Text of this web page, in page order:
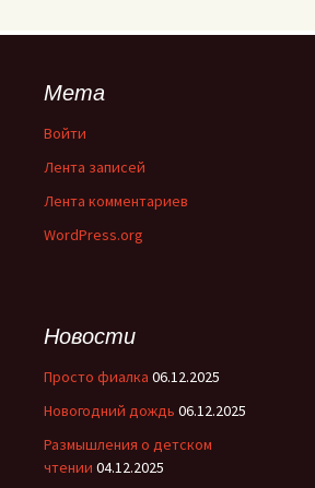
Мета
Войти
Лента записей
Лента комментариев
WordPress.org
Новости
Просто фиалка 06.12.2025
Новогодний дождь 06.12.2025
Размышления о детском
чтении 04.12.2025